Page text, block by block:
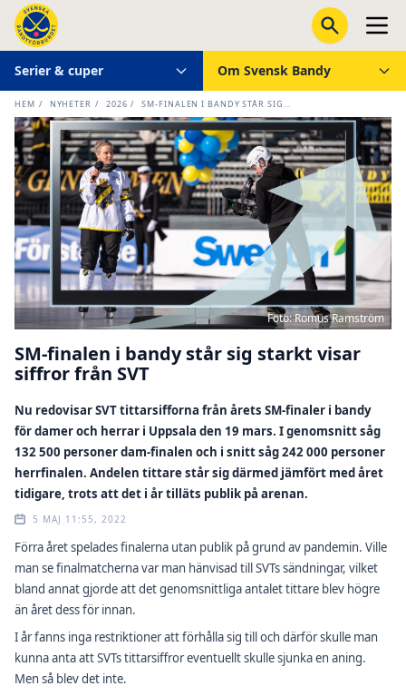
Serier & cuper Om Svensk Bandy
HEM / NYHETER / 2026 / SM-FINALEN I BANDY STÅR SIG...
Foto: Romus Ramström
SM-finalen i bandy står sig starkt visar
siffror från SVT
Nu redovisar SVT tittarsifforna från årets SM-finaler i bandy
för damer och herrar i Uppsala den 19 mars. I genomsnitt såg
132 500 personer dam-finalen och i snitt såg 242 000 personer
herrfinalen. Andelen tittare står sig därmed jämfört med året
tidigare, trots att det i år tilläts publik på arenan.
5 MAJ 11:55, 2022
Förra året spelades finalerna utan publik på grund av pandemin. Ville
man se finalmatcherna var man hänvisad till SVTs sändningar, vilket
bland annat gjorde att det genomsnittliga antalet tittare blev högre
än året dess för innan.
I år fanns inga restriktioner att förhålla sig till och därför skulle man
kunna anta att SVTs tittarsiffror eventuellt skulle sjunka en aning.
Men så blev det inte.